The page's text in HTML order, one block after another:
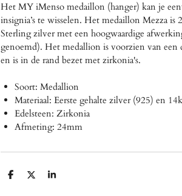
Het MY iMenso medaillon (hanger) kan je
insignia’s te wisselen. Het medaillon Mezza is
Sterling zilver met een hoogwaardige
genoemd). Het medallion is voorzien van een
en is in de rand bezet met zirkonia's.
Soort: Medallion
Materiaal: Eerste gehalte zilver (925) en
Edelsteen: Zirkonia
Afmeting: 24mm
D
D
S